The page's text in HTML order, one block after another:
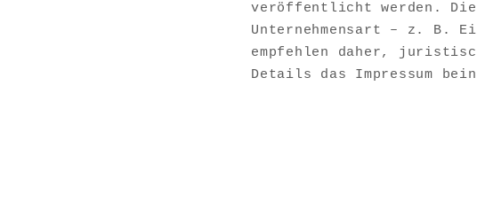
veröffentlicht werden. Die
Unternehmensart – z. B.
empfehlen daher,
Details das Impressum